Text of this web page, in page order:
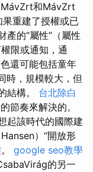
MávZrt和MávZrt
重建了授權或已
產的“屬性”（屬性
限或通知，通
還可能包括童年
時，規模較大，但
結構。 台北除白
節奏來解決的。
起該時代的國際建
）“開放形
google seo教學
的另一